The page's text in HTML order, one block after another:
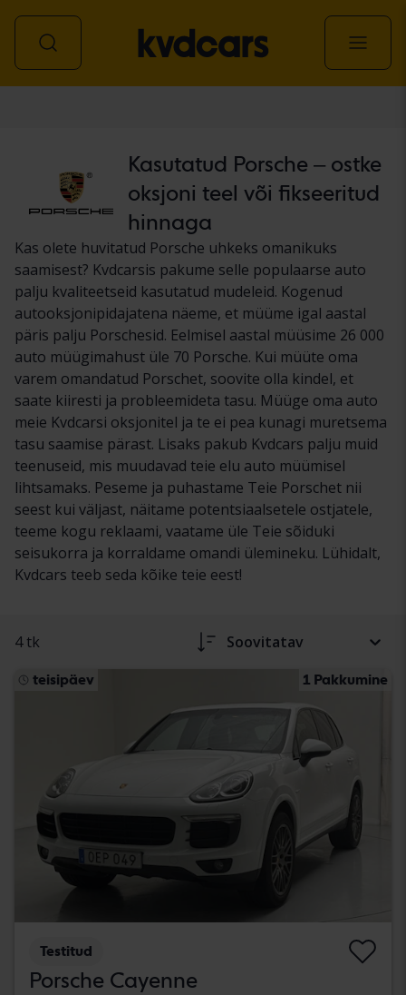
Kasutatud Porsche – ostke
oksjoni teel või fikseeritud
hinnaga
Kas olete huvitatud Porsche uhkeks omanikuks
saamisest? Kvdcarsis pakume selle populaarse auto
palju kvaliteetseid kasutatud mudeleid. Kogenud
autooksjonipidajatena näeme, et müüme igal aastal
päris palju Porschesid. Eelmisel aastal müüsime 26 000
auto müügimahust üle 70 Porsche. Kui müüte oma
varem omandatud Porschet, soovite olla kindel, et
saate kiiresti ja probleemideta tasu. Müüge oma auto
meie Kvdcarsi oksjonitel ja te ei pea kunagi muretsema
tasu saamise pärast. Lisaks pakub Kvdcars palju muid
teenuseid, mis muudavad teie elu auto müümisel
lihtsamaks. Peseme ja puhastame Teie Porschet nii
seest kui väljast, näitame potentsiaalsetele ostjatele,
teeme kogu reklaami, vaatame üle Teie sõiduki
seisukorra ja korraldame omandi ülemineku. Lühidalt,
Kvdcars teeb seda kõike teie eest!
4 tk Soovitatav
teisipäev 1 Pakkumine
Testitud
Porsche Cayenne